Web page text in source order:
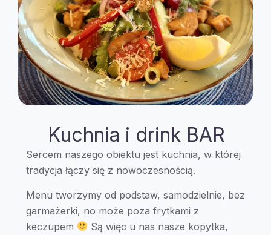
Kuchnia i drink BAR
Sercem naszego obiektu jest kuchnia, w której
tradycja łączy się z nowoczesnością.
Menu tworzymy od podstaw, samodzielnie, bez
garmażerki, no może poza frytkami z
keczupem
Są więc u nas nasze kopytka,